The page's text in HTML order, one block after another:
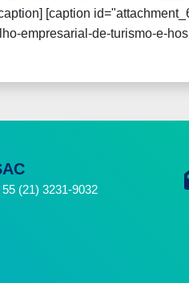
[caption
(21) 3231-9032